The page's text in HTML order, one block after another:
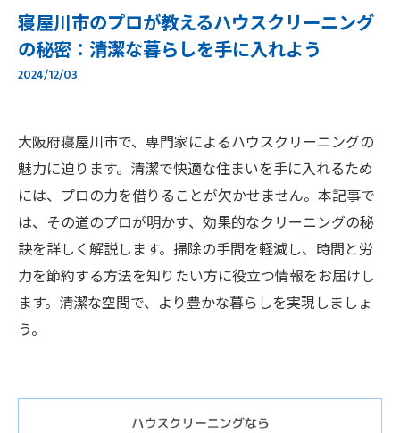
寝屋川市のプロが教えるハウスクリーニング
の秘密：清潔な暮らしを手に入れよう
2024/12/03
大阪府寝屋川市で、専門家によるハウスクリーニングの
魅力に迫ります。清潔で快適な住まいを手に入れるため
には、プロの力を借りることが欠かせません。本記事で
は、その道のプロが明かす、効果的なクリーニングの秘
訣を詳しく解説します。掃除の手間を軽減し、時間と労
力を節約する方法を知りたい方に役立つ情報をお届けし
ます。清潔な空間で、より豊かな暮らしを実現しましょ
う。